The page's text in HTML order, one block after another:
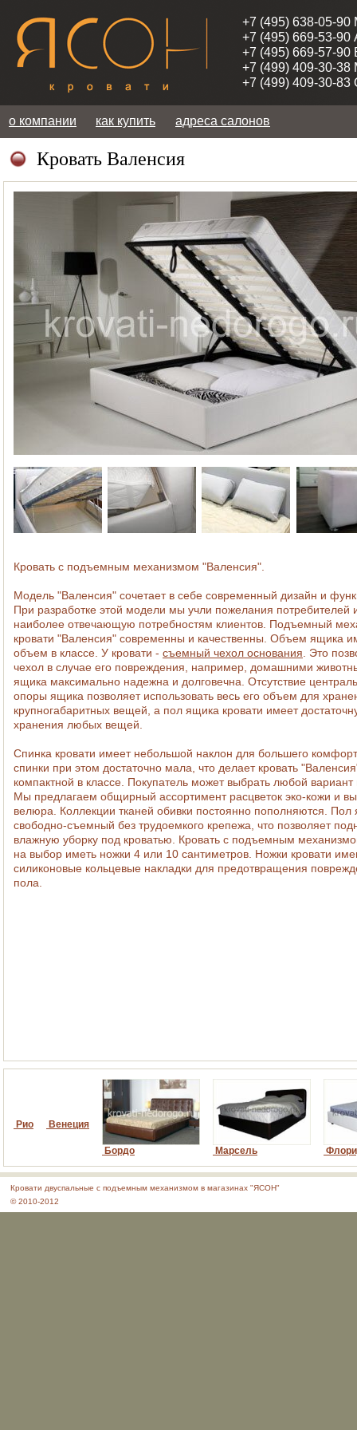
+7 (495) 638-05-90
+7 (495) 669-53-90
+7 (495) 669-57-90
+7 (499) 409-30-38
+7 (499) 409-30-83
о компании как купить адреса салонов
Кровать Валенсия
Кровать с подъемным механизмом "Валенсия".
Модель "Валенсия" сочетает в себе современный дизайн и
При разработке этой модели мы учли пожелания потребителей
наиболее отвечающую потребностям клиентов. Подъемный
кровати "Валенсия" современны и качественны. Объем ящика
объем в классе. У кровати - съемный чехол основания . Это
чехол в случае его повреждения, например, домашними
ящика максимально надежна и долговечна. Отсутствие
опоры ящика позволяет использовать весь его объем для
крупногабаритных вещей, а пол ящика кровати имеет
хранения любых вещей.
Спинка кровати имеет небольшой наклон для большего
спинки при этом достаточно мала, что делает кровать
компактной в классе. Покупатель может выбрать любой
Мы предлагаем общирный ассортимент расцветок эко-кожи и
велюра. Коллекции тканей обивки постоянно пополняются. Пол
свободно-съемный без трудоемкого крепежа, что позволяет
влажную уборку под кроватью. Кровать c подъемным
на выбор иметь ножки 4 или 10 сантиметров. Ножки кровати
силиконовые кольцевые накладки для предотвращения
пола.
Рио Венеция
Бордо Марсель
Кровати двуспальные с подъемным механизмом в магазинах "ЯСОН"
© 2010-2012